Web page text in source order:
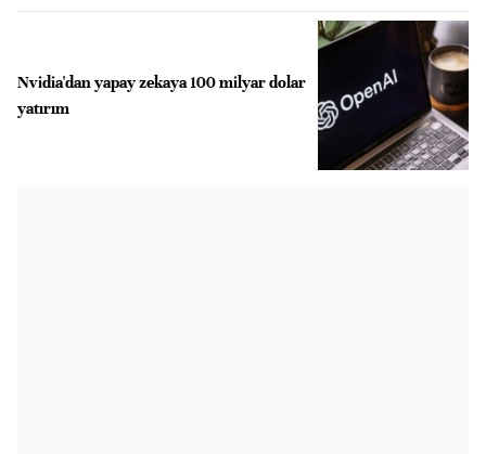
Nvidia'dan yapay zekaya 100 milyar dolar
yatırım